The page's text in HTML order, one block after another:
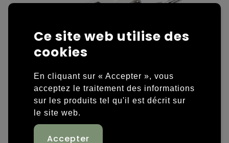
Overige tassen
Sacs promotionnels
Sacs de voyage
Sacs à dos
Polos
T-shirts personnalisés
Vestes personnalisées
Chaussures personnalisées
Ce site web utilise des
cookies
En cliquant sur « Accepter », vous
acceptez le traitement des informations
sur les produits tel qu'il est décrit sur
le site web.